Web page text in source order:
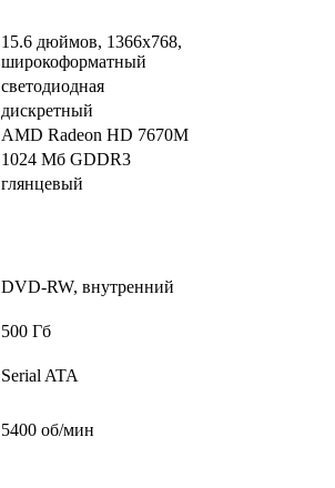
15.6 дюймов, 1366x768,
широкоформатный
светодиодная
дискретный
AMD Radeon HD 7670M
1024 Мб GDDR3
глянцевый
DVD-RW, внутренний
500 Гб
Serial ATA
5400 об/мин